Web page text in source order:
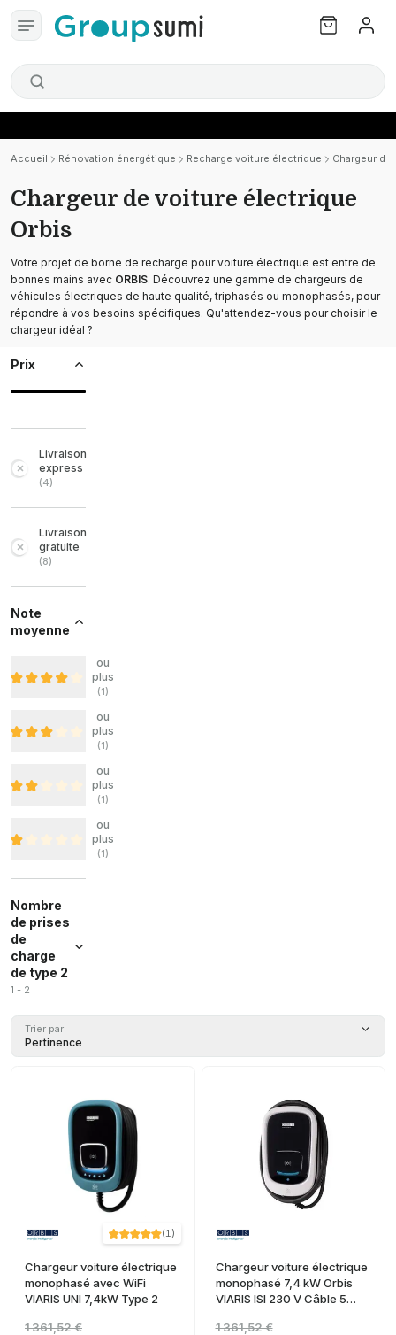
Accueil Rénovation énergétique Recharge voiture électrique Chargeur
Chargeur de voiture électrique
Orbis
Votre projet de borne de recharge pour voiture électrique est entre de
bonnes mains avec ORBIS. Découvrez une gamme de chargeurs de
véhicules électriques de haute qualité, triphasés ou monophasés, pour
répondre à vos besoins spécifiques. Qu'attendez-vous pour choisir le
chargeur idéal ?
Prix
Livraison
express
(4)
Livraison
gratuite
(8)
Note
moyenne
ou
plus
(1)
ou
plus
(1)
ou
plus
(1)
ou
plus
(1)
Nombre
de prises
de
charge
de type 2
1 - 2
Trier par
Pertinence
(1)
Chargeur voiture électrique
monophasé avec WiFi
VIARIS UNI 7,4kW Type 2
1 361,52 €
Chargeur voiture électrique
monophasé 7,4 kW Orbis
VIARIS ISI 230 V Câble 5
1 361,52 €